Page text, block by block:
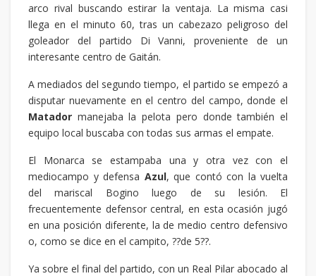
arco rival buscando estirar la ventaja. La misma casi
llega en el minuto 60, tras un cabezazo peligroso del
goleador del partido Di Vanni, proveniente de un
interesante centro de Gaitán.
A mediados del segundo tiempo, el partido se empezó a
disputar nuevamente en el centro del campo, donde el
Matador manejaba la pelota pero donde también el
equipo local buscaba con todas sus armas el empate.
El Monarca se estampaba una y otra vez con el
mediocampo y defensa Azul, que contó con la vuelta
del mariscal Bogino luego de su lesión. El
frecuentemente defensor central, en esta ocasión jugó
en una posición diferente, la de medio centro defensivo
o, como se dice en el campito, ??de 5??.
Ya sobre el final del partido, con un Real Pilar abocado al